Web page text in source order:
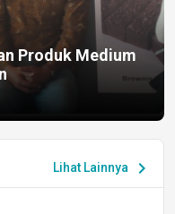
Produk Medium
Lihat Lainnya chevron_right